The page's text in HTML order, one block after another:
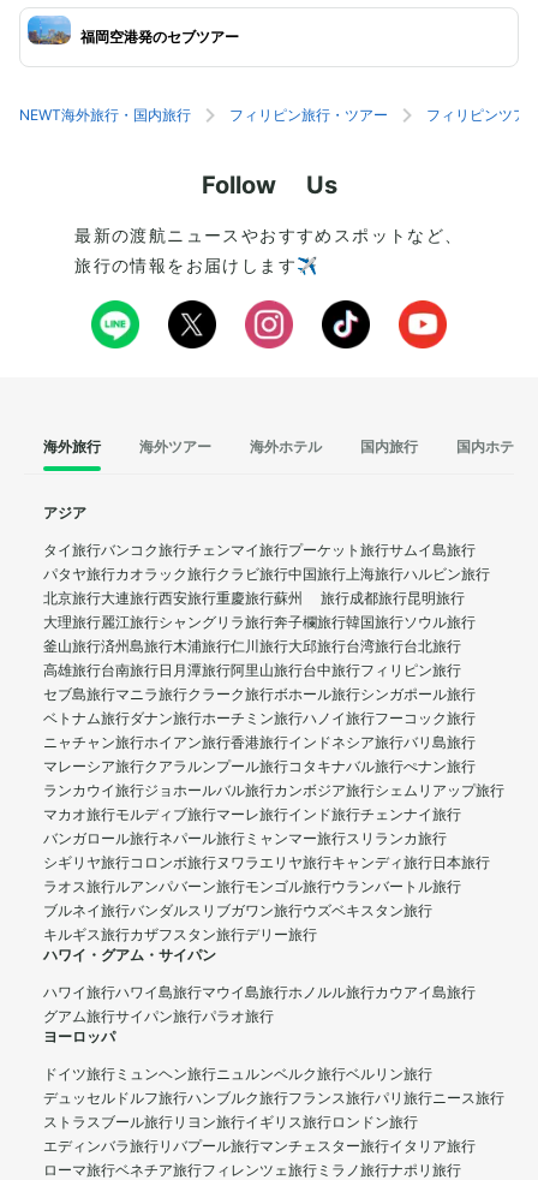
福岡空港発のセブツアー
NEWT海外旅行・国内旅行 フィリピン旅行・ツアー フィリピンツア
Follow Us
最新の渡航ニュースやおすすめスポットなど、
旅行の情報をお届けします✈️
海外旅行 海外ツアー 海外ホテル 国内旅行 国内ホテル
アジア
タイ旅行バンコク旅行チェンマイ旅行プーケット旅行サムイ島旅行
パタヤ旅行カオラック旅行クラビ旅行中国旅行上海旅行ハルビン旅行
北京旅行大連旅行西安旅行重慶旅行蘇州 旅行成都旅行昆明旅行
大理旅行麗江旅行シャングリラ旅行奔子欄旅行韓国旅行ソウル旅行
釜山旅行済州島旅行木浦旅行仁川旅行大邱旅行台湾旅行台北旅行
高雄旅行台南旅行日月潭旅行阿里山旅行台中旅行フィリピン旅行
セブ島旅行マニラ旅行クラーク旅行ボホール旅行シンガポール旅行
ベトナム旅行ダナン旅行ホーチミン旅行ハノイ旅行フーコック旅行
ニャチャン旅行ホイアン旅行香港旅行インドネシア旅行バリ島旅行
マレーシア旅行クアラルンプール旅行コタキナバル旅行ぺナン旅行
ランカウイ旅行ジョホールバル旅行カンボジア旅行シェムリアップ旅行
マカオ旅行モルディブ旅行マーレ旅行インド旅行チェンナイ旅行
バンガロール旅行ネパール旅行 ミャンマー旅行スリランカ旅行
シギリヤ旅行コロンボ旅行ヌワラエリヤ旅行キャンディ旅行日本旅行
ラオス旅行ルアンパバーン旅行モンゴル旅行ウランバートル旅行
ブルネイ旅行バンダルスリブガワン旅行ウズベキスタン旅行
キルギス旅行カザフスタン旅行デリー旅行
ハワイ・グアム・サイパン
ハワイ旅行ハワイ島旅行マウイ島旅行ホノルル旅行カウアイ島旅行
グアム旅行サイパン旅行パラオ旅行
ヨーロッパ
ドイツ旅行 ミュンヘン旅行ニュルンベルク旅行ベルリン旅行
デュッセルドルフ旅行ハンブルク旅行フランス旅行パリ旅行ニース旅行
ストラスブール旅行リヨン旅行イギリス旅行ロンドン旅行
エディンバラ旅行リバプール旅行マンチェスター旅行イタリア旅行
ローマ旅行ベネチア旅行フィレンツェ旅行 ミラノ旅行ナポリ旅行